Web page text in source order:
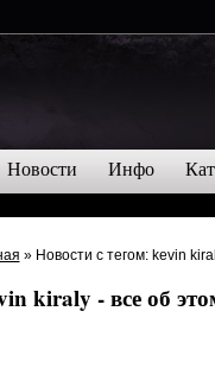
Новости Инфо
» Новости с тегом: kevin
kiraly - все об